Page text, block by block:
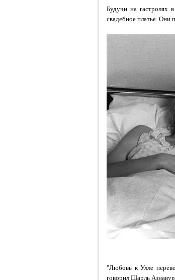
Будучи на гастролях
свадебное платье. Они
"Любовь к Улле
говорил Шарль